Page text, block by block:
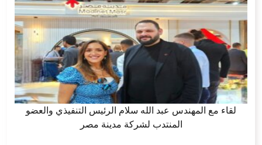
لقاء مع المهندس عبد الله سلام الرئيس التنفيذي والعضو
المنتدب لشركة مدينة مصر